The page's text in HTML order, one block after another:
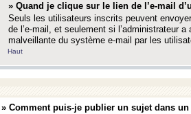
» Quand je clique sur le lien de l’e-mail
Seuls les utilisateurs inscrits peuvent
de l’e-mail, et seulement si l’administrateur
malveillante du système e-mail par les
Haut
» Comment puis-je publier un sujet dans